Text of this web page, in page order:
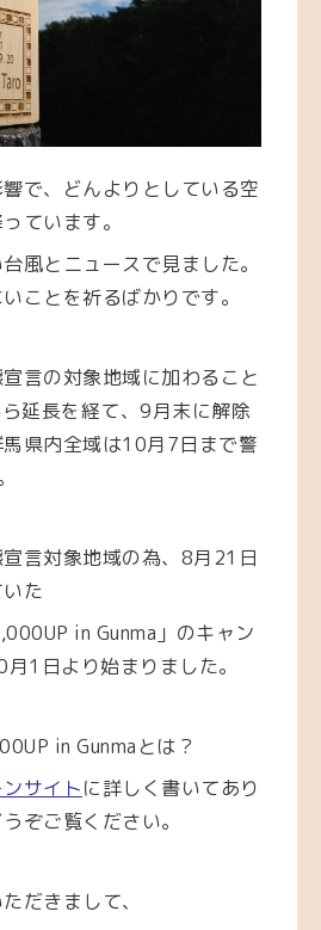
で、どんよりとしている空
ています。
風とニュースで見ました。
ことを祈るばかりです。
言の対象地域に加わること
延長を経て、9月末に解除
県内全域は10月7日まで警
言対象地域の為、8月21日
た
in Gunma」のキャン
1日より始まりました。
in Gunmaとは？
サイトに詳しく書いてあり
ぞご覧ください。
だきまして、